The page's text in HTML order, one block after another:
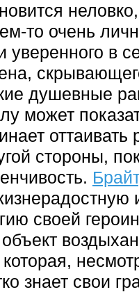
то очень
уверенного в
душевные
может
стороны,
Брайт
своей
знает свои